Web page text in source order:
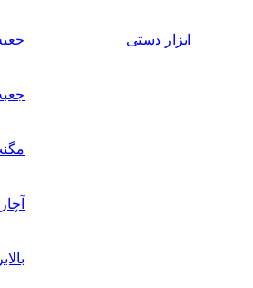
ابزار دستی
آچار
بالابر